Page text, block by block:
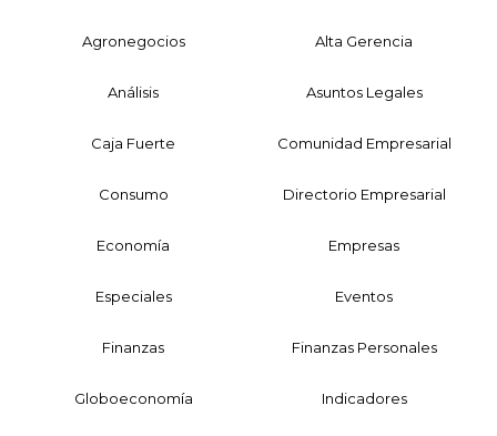
Agronegocios Alta Gerencia
Análisis Asuntos Legales
Caja Fuerte Comunidad Empresarial
Consumo Directorio Empresarial
Economía Empresas
Especiales Eventos
Finanzas Finanzas Personales
Globoeconomía Indicadores